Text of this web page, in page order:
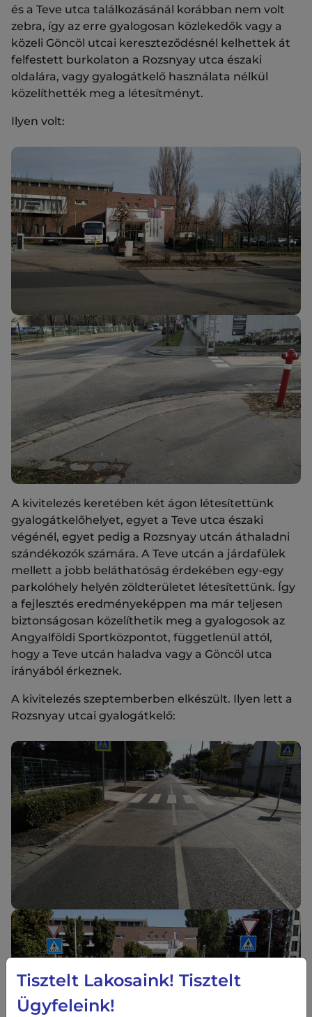
és a Teve utca találkozásánál korábban nem volt
zebra, így az erre gyalogosan közlekedők vagy a
közeli Göncöl utcai kereszteződésnél kelhettek át
felfestett burkolaton a Rozsnyay utca északi
oldalára, vagy gyalogátkelő használata nélkül
közelíthették meg a létesítményt.
Ilyen volt:
A kivitelezés keretében két ágon létesítettünk
gyalogátkelőhelyet, egyet a Teve utca északi
végénél, egyet pedig a Rozsnyay utcán áthaladni
szándékozók számára. A Teve utcán a járdafülek
mellett a jobb beláthatóság érdekében egy-egy
parkolóhely helyén zöldterületet létesítettünk. Így
a fejlesztés eredményeképpen ma már teljesen
biztonságosan közelíthetik meg a gyalogosok az
Angyalföldi Sportközpontot, függetlenül attól,
hogy a Teve utcán haladva vagy a Göncöl utca
irányából érkeznek.
A kivitelezés szeptemberben elkészült. Ilyen lett a
Rozsnyay utcai gyalogátkelő:
Tisztelt Lakosaink! Tisztelt
Ügyfeleink!